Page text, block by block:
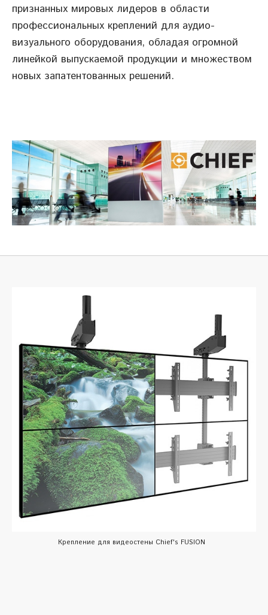
признанных мировых лидеров в области
профессиональных креплений для аудио-
визуального оборудования, обладая огромной
линейкой выпускаемой продукции и множеством
новых запатентованных решений.
Крепление для видеостены Chief's FUSION